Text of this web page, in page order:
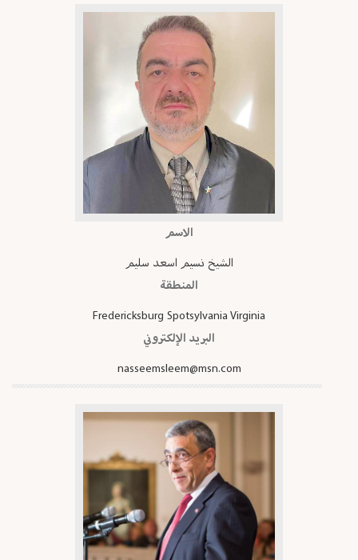
الاسم
الشيخ نسيم اسعد سليم
المنطقة
Fredericksburg Spotsylvania Virginia
البريد الإلكتروني
nasseemsleem@msn.com